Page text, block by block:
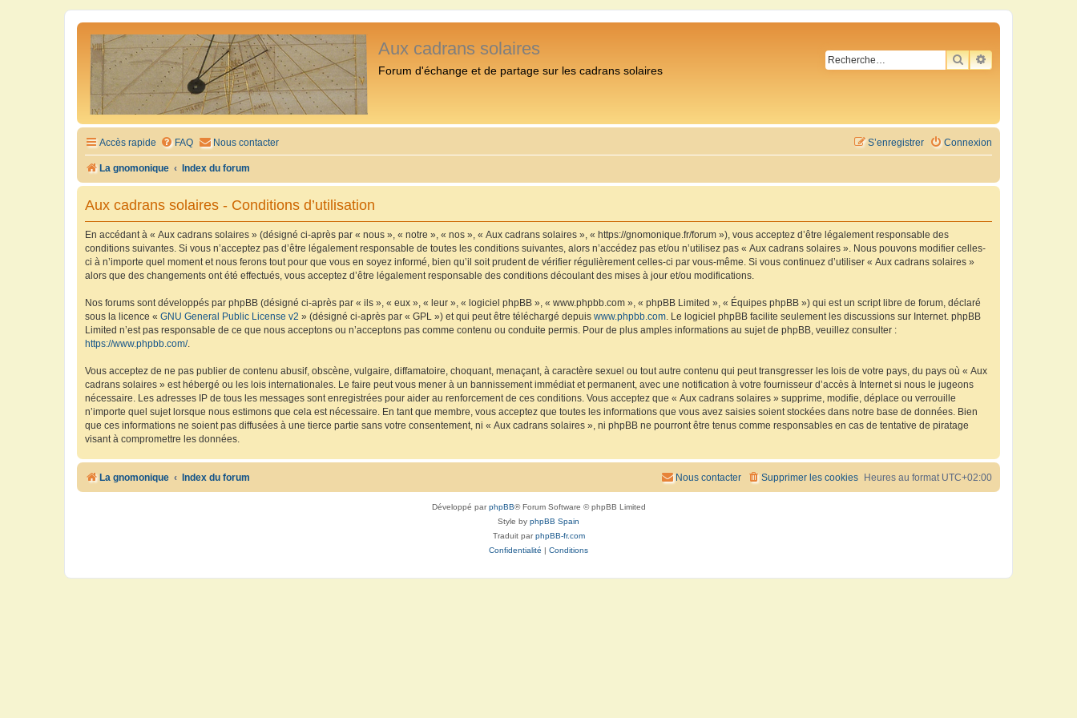
Aux cadrans solaires
Forum d'échange et de partage sur les cadrans solaires
RECHERCHER
RECHERCHE
Accès rapide FAQ Nous contacter Connexion
S’enregistrer
La gnomonique Index du forum
Aux cadrans solaires - Conditions d’utilisation
En accédant à « Aux cadrans solaires » (désigné ci-après par « nous », « notre », « nos », « Aux cadrans solaires », « https://gnomonique.fr/forum »), vous acceptez d’être légalement responsable des
conditions suivantes. Si vous n’acceptez pas d’être légalement responsable de toutes les conditions suivantes, alors n’accédez pas et/ou n’utilisez pas « Aux cadrans solaires ». Nous pouvons modifier celles-
ci à n’importe quel moment et nous ferons tout pour que vous en soyez informé, bien qu’il soit prudent de vérifier régulièrement celles-ci par vous-même. Si vous continuez d’utiliser « Aux cadrans solaires »
alors que des changements ont été effectués, vous acceptez d’être légalement responsable des conditions découlant des mises à jour et/ou modifications.
Nos forums sont développés par phpBB (désigné ci-après par « ils », « eux », « leur », « logiciel phpBB », « www.phpbb.com », « phpBB Limited », « Équipes phpBB ») qui est un script libre de forum, déclaré
sous la licence « GNU General Public License v2 » (désigné ci-après par « GPL ») et qui peut être téléchargé depuis www.phpbb.com. Le logiciel phpBB facilite seulement les discussions sur Internet. phpBB
Limited n’est pas responsable de ce que nous acceptons ou n’acceptons pas comme contenu ou conduite permis. Pour de plus amples informations au sujet de phpBB, veuillez consulter :
https://www.phpbb.com/.
Vous acceptez de ne pas publier de contenu abusif, obscène, vulgaire, diffamatoire, choquant, menaçant, à caractère sexuel ou tout autre contenu qui peut transgresser les lois de votre pays, du pays où « Aux
cadrans solaires » est hébergé ou les lois internationales. Le faire peut vous mener à un bannissement immédiat et permanent, avec une notification à votre fournisseur d’accès à Internet si nous le jugeons
nécessaire. Les adresses IP de tous les messages sont enregistrées pour aider au renforcement de ces conditions. Vous acceptez que « Aux cadrans solaires » supprime, modifie, déplace ou verrouille
n’importe quel sujet lorsque nous estimons que cela est nécessaire. En tant que membre, vous acceptez que toutes les informations que vous avez saisies soient stockées dans notre base de données. Bien
que ces informations ne soient pas diffusées à une tierce partie sans votre consentement, ni « Aux cadrans solaires », ni phpBB ne pourront être tenus comme responsables en cas de tentative de piratage
visant à compromettre les données.
La gnomonique Index du forum Heures au format UTC+02:00
Supprimer les cookies
Nous contacter
Développé parphpBB® Forum Software © phpBB Limited
Style by phpBB Spain
Traduit parphpBB-fr.com
Confidentialité
Conditions